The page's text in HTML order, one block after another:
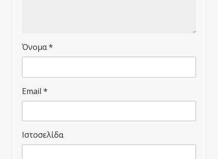
Όνομα*
Email *
Ιστοσελίδα